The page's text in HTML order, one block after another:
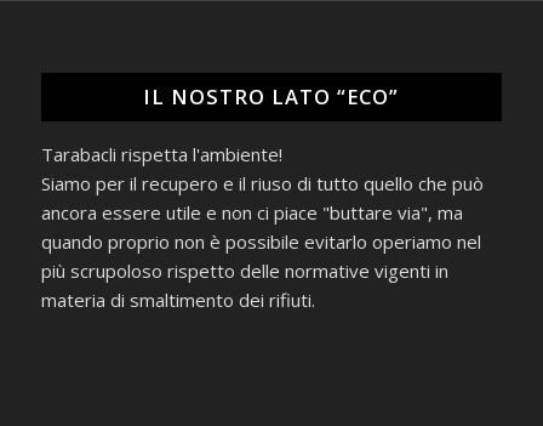
IL NOSTRO LATO “ECO”
Tarabacli rispetta l'ambiente!
Siamo per il recupero e il riuso di tutto quello che può
ancora essere utile e non ci piace "buttare via", ma
quando proprio non è possibile evitarlo operiamo nel
più scrupoloso rispetto delle normative vigenti in
materia di smaltimento dei rifiuti.